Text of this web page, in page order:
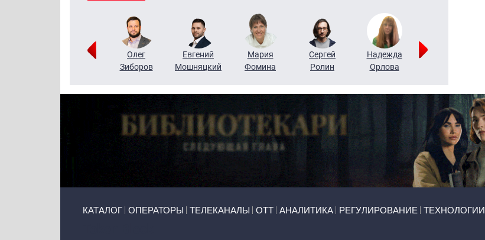
Григорий
Олег
Зиборов
Евгений
Мошняцкий
Мария
Фомина
Сергей
Ролин
Надежда
Орлова
КАТАЛОГ ОПЕРАТОРЫ ТЕЛЕКАНАЛЫ ОТТ АНАЛИТИКА РЕГУЛИРОВАНИЕ ТЕХНОЛОГИИ